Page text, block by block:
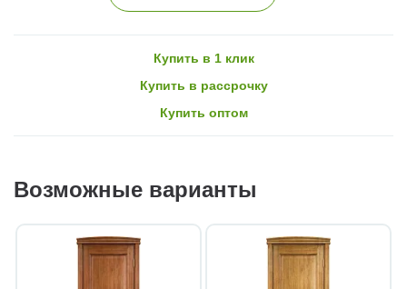
Купить в 1 клик
Купить в рассрочку
Купить оптом
Возможные варианты